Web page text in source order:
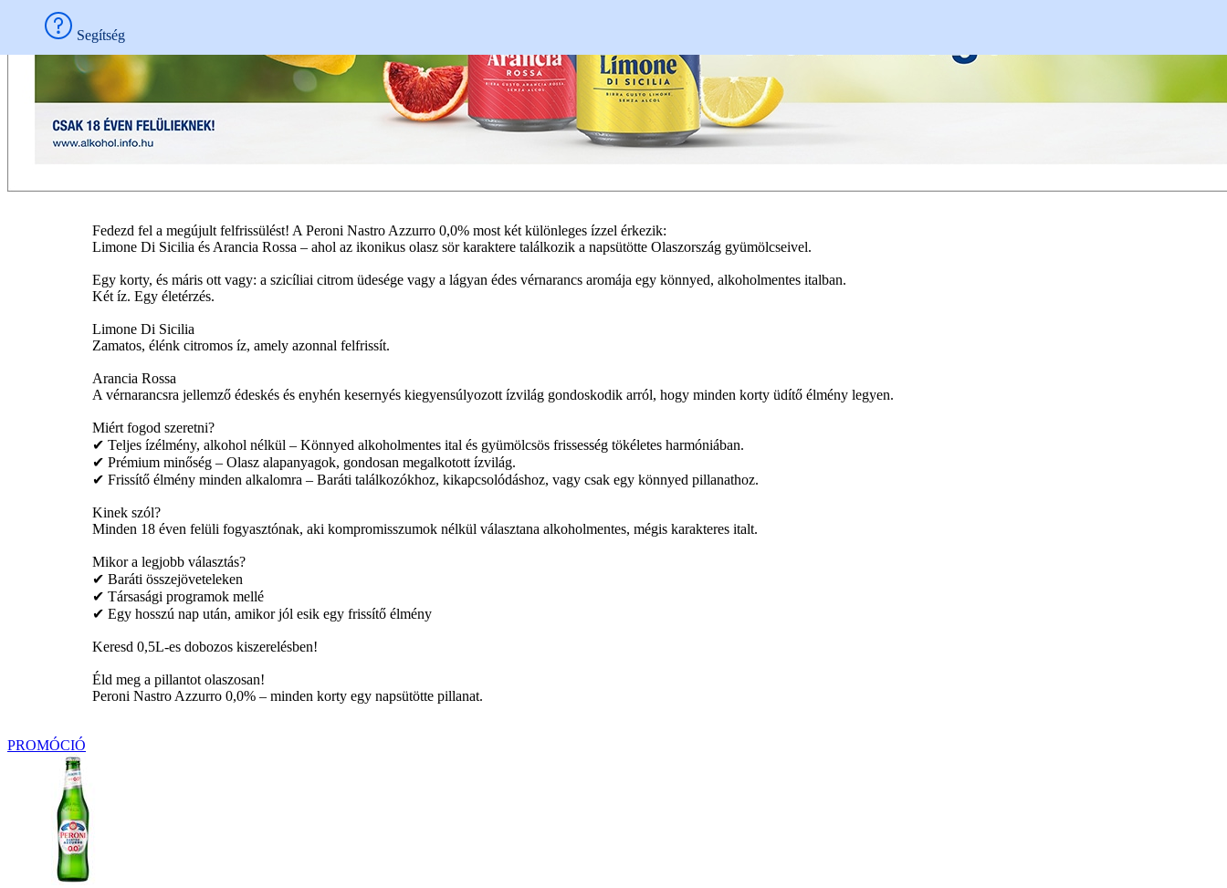
Segítség
Fedezd fel a megújult felfrissülést! A Peroni Nastro Azzurro 0,0% most két különleges ízzel érkezik:
Limone Di Sicilia és Arancia Rossa – ahol az ikonikus olasz sör karaktere találkozik a napsütötte Olaszország gyümölcseivel.
Egy korty, és máris ott vagy: a szicíliai citrom üdesége vagy a lágyan édes vérnarancs aromája egy könnyed, alkoholmentes italban.
Két íz. Egy életérzés.
Limone Di Sicilia
Zamatos, élénk citromos íz, amely azonnal felfrissít.
Arancia Rossa
A vérnarancsra jellemző édeskés és enyhén kesernyés kiegyensúlyozott ízvilág gondoskodik arról, hogy minden korty üdítő élmény legyen.
Miért fogod szeretni?
✔ Teljes ízélmény, alkohol nélkül – Könnyed alkoholmentes ital és gyümölcsös frissesség tökéletes harmóniában.
✔ Prémium minőség – Olasz alapanyagok, gondosan megalkotott ízvilág.
✔ Frissítő élmény minden alkalomra – Baráti találkozókhoz, kikapcsolódáshoz, vagy csak egy könnyed pillanathoz.
Kinek szól?
Minden 18 éven felüli fogyasztónak, aki kompromisszumok nélkül választana alkoholmentes, mégis karakteres italt.
Mikor a legjobb választás?
✔ Baráti összejöveteleken
✔ Társasági programok mellé
✔ Egy hosszú nap után, amikor jól esik egy frissítő élmény
Keresd 0,5L-es dobozos kiszerelésben!
Éld meg a pillantot olaszosan!
Peroni Nastro Azzurro 0,0% – minden korty egy napsütötte pillanat.
PROMÓCIÓ